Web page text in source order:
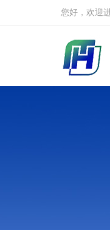
您好，欢迎